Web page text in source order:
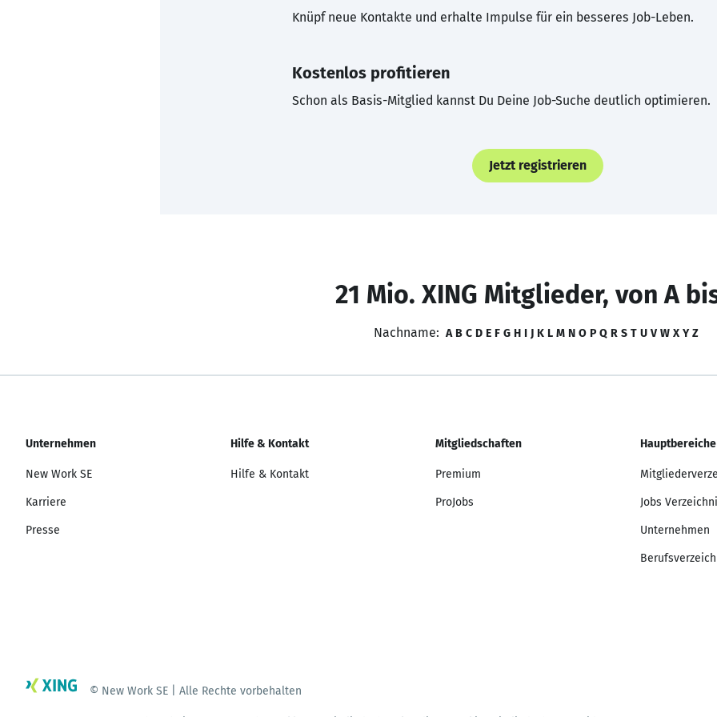
Knüpf neue Kontakte und erhalte Impulse für ein besseres Job-Leben.
Kostenlos profitieren
Schon als Basis-Mitglied kannst Du Deine Job-Suche deutlich optimieren.
Jetzt registrieren
21 Mio. XING Mitglieder, von A
Nachname: A B C D E F G H I J K L M N O P Q R S T U V W X Y Z
Unternehmen
New Work SE
Karriere
Presse
Hilfe & Kontakt
Hilfe & Kontakt
Mitgliedschaften
Premium
ProJobs
Hauptbereiche
Jobs
Unternehmen
© New Work SE | Alle Rechte vorbehalten